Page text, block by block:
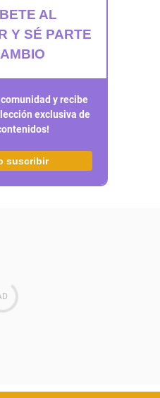
AL
Y SÉ PARTE
y recibe
exclusiva de
suscribir